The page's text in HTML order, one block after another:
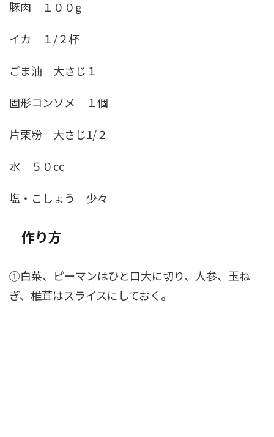
豚肉 １００g
イカ １/２杯
ごま油 大さじ１
固形コンソメ １個
片栗粉 大さじ1/２
水 ５０cc
塩・こしょう 少々
作り方
①白菜、ピーマンはひと口大に切り、人参、玉ね
ぎ、椎茸はスライスにしておく。